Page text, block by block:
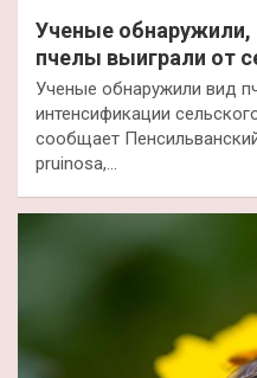
Ученые обнаружили,
пчелы выиграли от
Ученые обнаружили вид
интенсификации
сообщает
pruinosa,…